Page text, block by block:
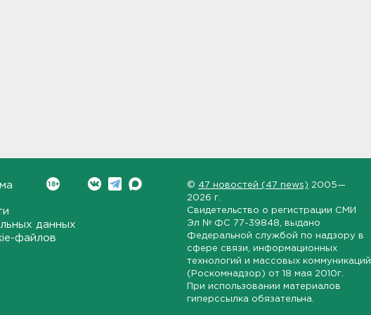
данных
файлов
© 47 новостей (47 news) 2005—
2026 г.
Свидетельство о регистрации СМИ
Эл № ФС 77-39848 , выдано
Федеральной службой по надзору в
сфере связи, информационных
технологий и массовых коммуникаций
(Роскомнадзор) от 18 мая 2010г.
При использовании материалов
гиперссылка обязательна.